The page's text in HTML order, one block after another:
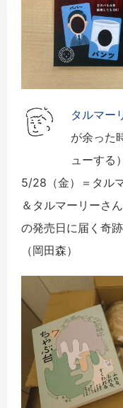
タルマー
が余った
ューする
5/28（金）＝タル
＆タルマーリーさ
の発売日に届く奇
（岡田森）